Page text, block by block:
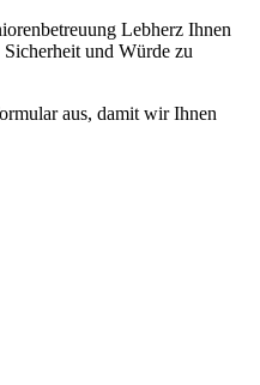
Lebherz Ihnen
und Würde zu
aus, damit wir Ihnen